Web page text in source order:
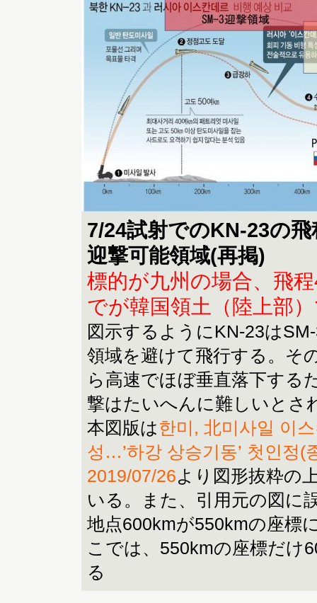
7/24試射でのKN-23の
迎撃可能領域(再掲)
標的が九州の場合、飛
でが韓国領土（陸上部
図示するようにKN-23は
領域を避けて飛行する。そ
ら高速でほぼ垂直落下する
撃はたいへんに難しいとさ
本図版は한미, 北미사일 이
성…’하강 상승기동’ 첫인정(
2019/07/26より図形抜粋の
いる。また、引用元の図に
地点600kmが550kmの座標
こでは、550kmの座標だけ
る